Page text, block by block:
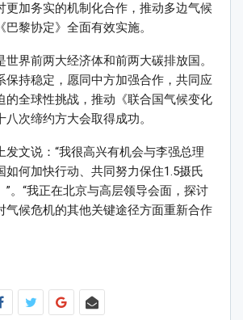
更加务实的机制化合作，推动多边气候
黎协定》全面有效实施。
世界前两大经济体和前两大碳排放国。
保持稳定，愿同中方加强合作，共同应
的全球性挑战，推动《联合国气候变化
次缔约方大会取得成功。
发文说：“我很高兴有机会与李强总理
如何加快行动、共同努力保住1.5摄氏
”。“我正在北京与高层领导会面，探讨
气候危机的其他关键途径方面重新合作